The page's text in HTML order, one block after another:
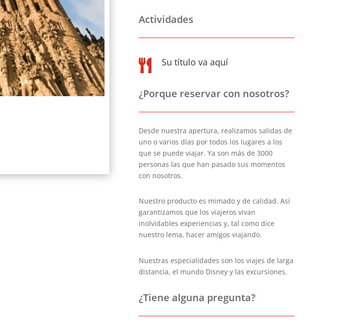
Actividades
 Su título va aquí
¿Porque reservar con nosotros?
Desde nuestra apertura, realizamos salidas de
uno o varios días por todos los lugares a los
que se puede viajar. Ya son más de 3000
personas las que han pasado sus momentos
con nosotros.
Nuestro producto es mimado y de calidad. Así
garantizamos que los viajeros vivan
inolvidables experiencias y, tal como dice
nuestro lema, hacer amigos viajando.
Nuestras especialidades son los viajes de larga
distancia, el mundo Disney y las excursiones.
¿Tiene alguna pregunta?